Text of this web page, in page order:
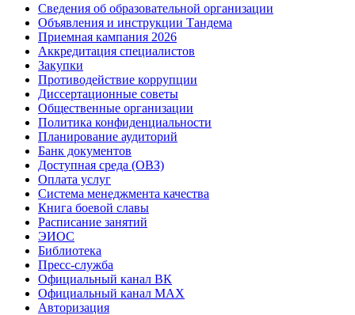
Сведения об образовательной организации
Объявления и инструкции Тандема
Приемная кампания 2026
Аккредитация специалистов
Закупки
Противодействие коррупции
Диссертационные советы
Общественные организации
Политика конфиденциальности
Планирование аудиторий
Банк документов
Доступная среда (ОВЗ)
Оплата услуг
Система менеджмента качества
Книга боевой славы
Расписание занятий
ЭИОС
Библиотека
Пресс-служба
Официальный канал ВК
Официальный канал MAX
Авторизация